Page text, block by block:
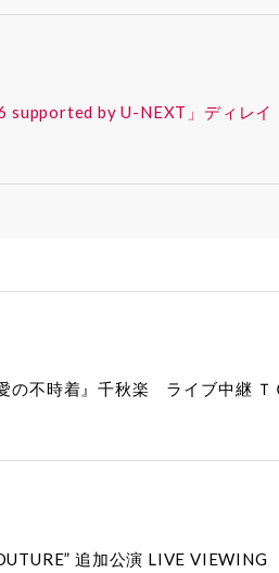
supported by U-NEXT」ディレ
不時着』千秋楽 ライブ中継 Ｔ
追加公演 LIVE